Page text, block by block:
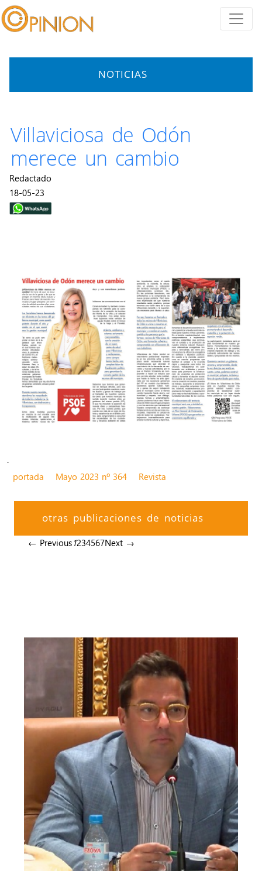
NOTICIAS
Villaviciosa de Odón
merece un cambio
Redactado
18-05-23
.
portada
Mayo 2023 nº 364 Revista
otras publicaciones de noticias
← Previous1234567Next →